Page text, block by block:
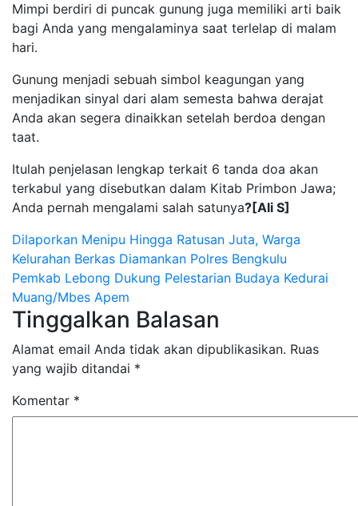
Mimpi berdiri di puncak gunung juga memiliki arti baik
bagi Anda yang mengalaminya saat terlelap di malam
hari.
Gunung menjadi sebuah simbol keagungan yang
menjadikan sinyal dari alam semesta bahwa derajat
Anda akan segera dinaikkan setelah berdoa dengan
taat.
Itulah penjelasan lengkap terkait 6 tanda doa akan
terkabul yang disebutkan dalam Kitab Primbon Jawa;
Anda pernah mengalami salah satunya?[Ali S]
Navigasi
pos
Dilaporkan Menipu Hingga Ratusan Juta, Warga
Kelurahan Berkas Diamankan Polres Bengkulu
Pemkab Lebong Dukung Pelestarian Budaya Kedurai
Muang/Mbes Apem
Tinggalkan Balasan
Alamat email Anda tidak akan dipublikasikan. Ruas
yang wajib ditandai *
Komentar *